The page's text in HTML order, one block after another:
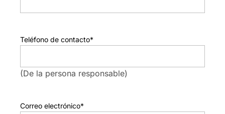
Teléfono de contacto*
(De la persona responsable)
Correo electrónico*